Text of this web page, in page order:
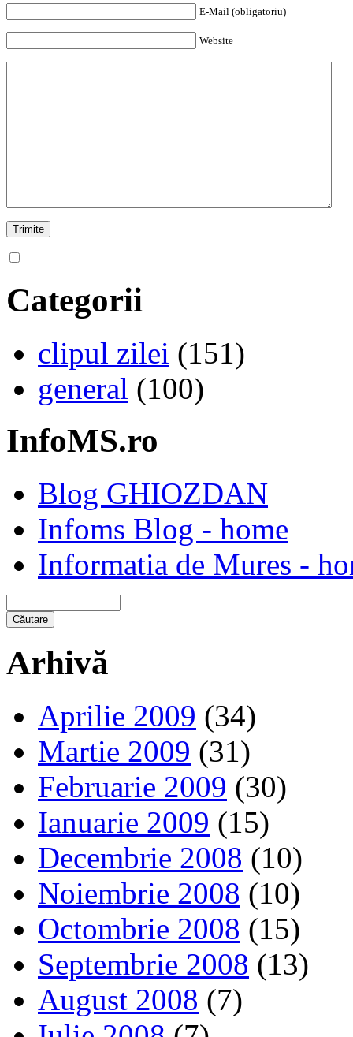
E-Mail (obligatoriu)
Website
Categorii
clipul zilei (151)
general (100)
InfoMS.ro
Blog GHIOZDAN
Infoms Blog - home
Informatia de Mures -
Arhivă
Aprilie 2009 (34)
Martie 2009 (31)
Februarie 2009 (30)
Ianuarie 2009 (15)
Decembrie 2008 (10)
Noiembrie 2008 (10)
Octombrie 2008 (15)
Septembrie 2008 (13)
August 2008 (7)